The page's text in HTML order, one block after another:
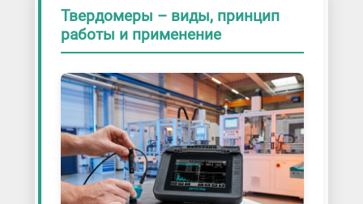
Твердомеры – виды, принцип
работы и применение